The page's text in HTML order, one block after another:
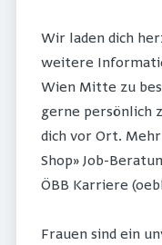
Wir laden dich
weitere
Wien Mitte zu
gerne persönlich
dich vor Ort.
Shop» Job-
ÖBB Karriere
Frauen sind ein